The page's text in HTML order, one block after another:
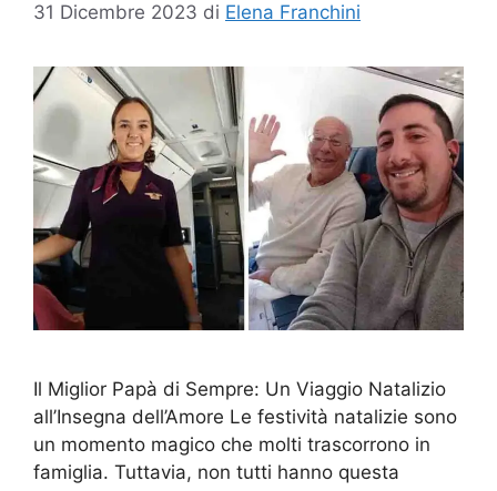
31 Dicembre 2023 di Elena Franchini
Il Miglior Papà di Sempre: Un Viaggio Natalizio
all’Insegna dell’Amore Le festività natalizie sono
un momento magico che molti trascorrono in
famiglia. Tuttavia, non tutti hanno questa